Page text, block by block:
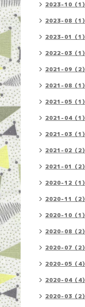
2023-10（1）
2023-08（1）
2023-01（1）
2022-03（1）
2021-09（2）
2021-08（1）
2021-05（1）
2021-04（1）
2021-03（1）
2021-02（2）
2021-01（2）
2020-12（1）
2020-11（2）
2020-10（1）
2020-08（2）
2020-07（2）
2020-05（4）
2020-04（4）
2020-03（2）